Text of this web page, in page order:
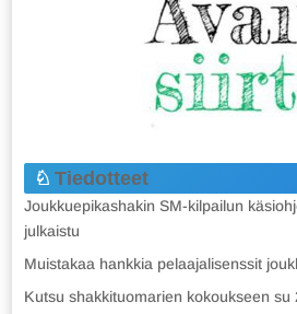
Tiedotteet
Joukkuepikashakin SM-kilpailun
julkaistu
Muistakaa hankkia pelaajalisenssit
Kutsu shakkituomarien kokoukseen su